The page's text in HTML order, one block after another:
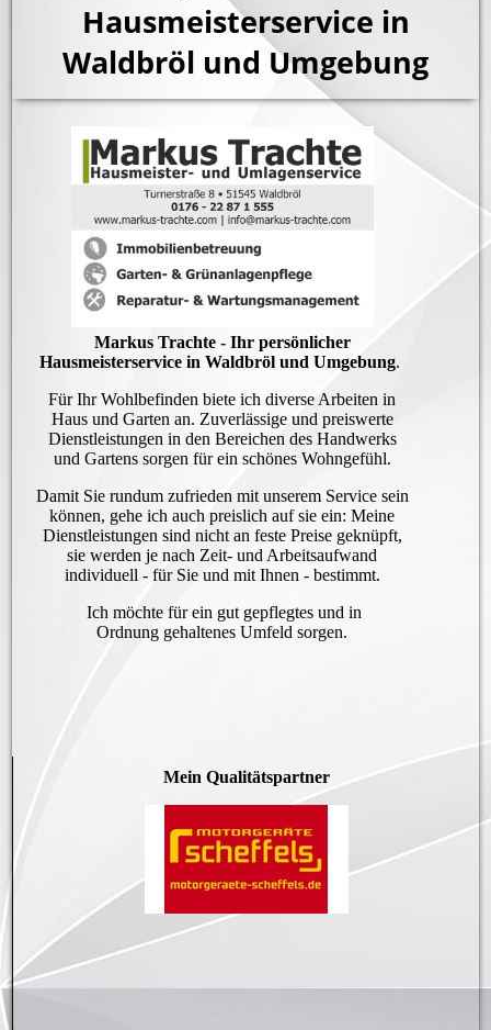
Hausmeisterservice in
Waldbröl und Umgebung
Markus Trachte - Ihr persönlicher
Hausmeisterservice in Waldbröl und Umgebung.
Für Ihr Wohlbefinden biete ich diverse Arbeiten in
Haus und Garten an. Zuverlässige und preiswerte
Dienstleistungen in den Bereichen des Handwerks
und Gartens sorgen für ein schönes Wohngefühl.
Damit Sie rundum zufrieden mit unserem Service sein
können, gehe ich auch preislich auf sie ein: Meine
Dienstleistungen sind nicht an feste Preise geknüpft,
sie werden je nach Zeit- und Arbeitsaufwand
individuell - für Sie und mit Ihnen - bestimmt.
Ich möchte für ein gut gepflegtes und in
Ordnung gehaltenes Umfeld sorgen.
Mein Qualitätspartner